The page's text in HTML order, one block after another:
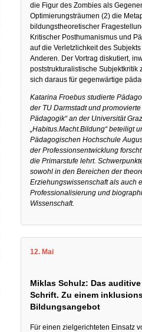
die Figur des Zombies als
Optimierungsträumen (2) die
bildungstheoretischer
Kritischer Posthumanismus und
auf die Verletzlichkeit des
Anderen. Der Vortrag diskutiert,
poststrukturalistische
sich daraus für gegenwärtige
Katarina Froebus studierte
der TU Darmstadt und
Pädagogik“ an der Universität
„Habitus.Macht.Bildung“ beteiligt
Pädagogischen Hochschule
der Professionsentwicklung
die Primarstufe lehrt.
sowohl in den Bereichen der
Erziehungswissenschaft als auch
Professionalisierung und
Wissenschaft.
12. Mai
Miklas Schulz: Das
Schrift. Zu einem
Bildungsangebot
Für einen zielgerichteten Einsatz